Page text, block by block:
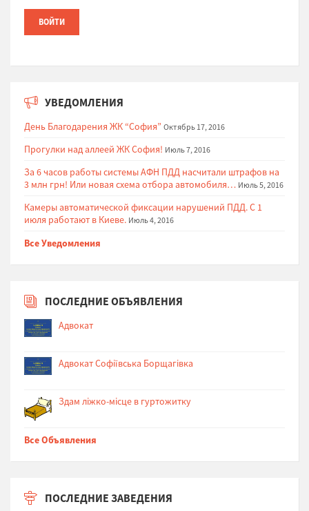
УВЕДОМЛЕНИЯ
День Благодарения ЖК “София” Октябрь 17, 2016
Прогулки над аллеей ЖК София! Июль 7, 2016
За 6 часов работы системы АФН ПДД насчитали штрафов на
3 млн грн! Или новая схема отбора автомобиля… Июль 5, 2016
Камеры автоматической фиксации нарушений ПДД. С 1
июля работают в Киеве. Июль 4, 2016
Все Уведомления
ПОСЛЕДНИЕ ОБЪЯВЛЕНИЯ
Адвокат
Адвокат Софіївська Борщагівка
Здам ліжко-місце в гуртожитку
Все Объявления
ПОСЛЕДНИЕ ЗАВЕДЕНИЯ